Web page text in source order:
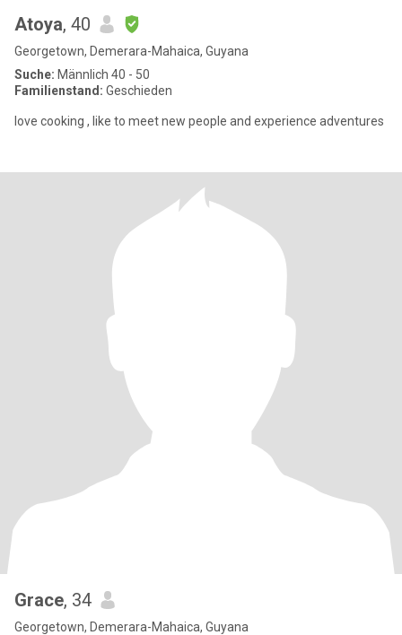
Atoya, 40
Georgetown, Demerara-Mahaica, Guyana
Suche: Männlich 40 - 50
Familienstand: Geschieden
love cooking , like to meet new people and experience adventures
Grace, 34
Georgetown, Demerara-Mahaica, Guyana